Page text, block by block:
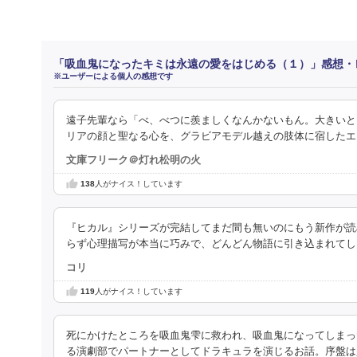
「吸血鬼になったキミは永遠の愛をはじめる（１）」感想
※ユーザーによる個人の感想です
遠子先輩なら「べ、べつに羨ましくなんかないもん。大きい
リアの顔と聖なる心を、グラビアモデル越えの肢体に宿した
文庫フリーク＠灯れ松明の火
138人がナイス！しています
『ヒカル』シリーズが完結してまだ間も無いのにもう新作
らず心理描写が本当に巧みで、どんどん物語に引き込まれて
コリ
119人がナイス！しています
死にかけたところを吸血鬼雫に救われ、吸血鬼になってしま
る演劇部でパートナーとしてドラキュラを演じるお話。序盤